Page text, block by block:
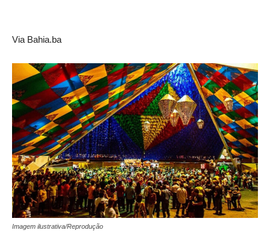
Via Bahia.ba
Imagem ilustrativa/Reprodução